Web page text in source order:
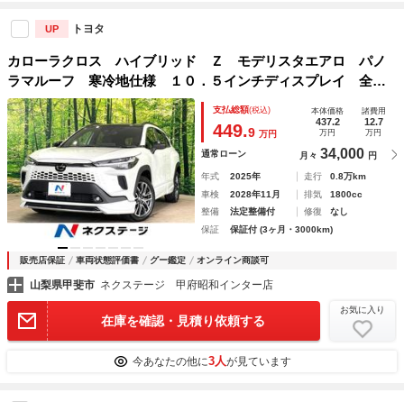
UP トヨタ
カローラクロス ハイブリッド Ｚ モデリスタエアロ パノ
ラマルーフ 寒冷地仕様 １０．５インチディスプレイ 全周
囲カメラ 衝突被害軽減システム レーダークルーズ 禁煙
車 ハーフレザーシート 前席シートエアコン コーナーセン
サー ＥＴＣ
支払総額(税込)
449.9 万円
本体価格
437.2
万円
諸費用
12.7
万円
通常ローン 月々 34,000 円
年式 2025年 走行
0.8万km
車検
2028年11月 排気
1800cc
整備
法定整備付 修復
なし
保証
保証付 (3ヶ月・3000km)
販売店保証 車両状態評価書 グー鑑定 オンライン商談可
山梨県甲斐市 ネクステージ 甲府昭和インター店
在庫を確認・見積り依頼する
お気に入り
今あなたの他に3人が見ています